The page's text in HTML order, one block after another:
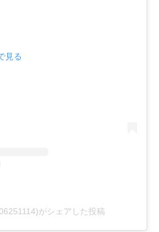
見る
がシェアした投稿